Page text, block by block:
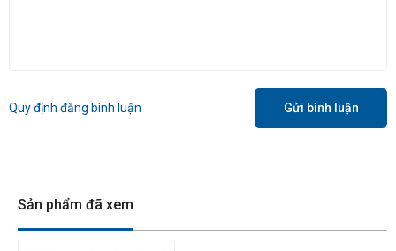
Quy định đăng bình luận Gửi bình luận
Sản phẩm đã xem